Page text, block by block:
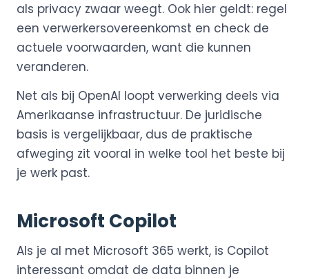
als privacy zwaar weegt. Ook hier geldt: regel
een verwerkersovereenkomst en check de
actuele voorwaarden, want die kunnen
veranderen.
Net als bij OpenAI loopt verwerking deels via
Amerikaanse infrastructuur. De juridische
basis is vergelijkbaar, dus de praktische
afweging zit vooral in welke tool het beste bij
je werk past.
Microsoft Copilot
Als je al met Microsoft 365 werkt, is Copilot
interessant omdat de data binnen je